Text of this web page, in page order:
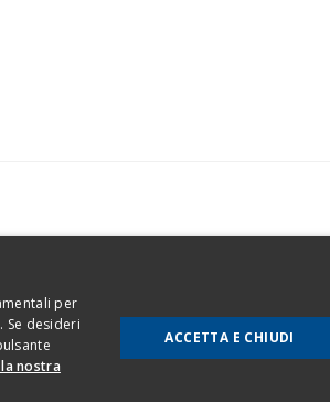
per
Se desideri
nostra
ACCETTA E CHIUDI